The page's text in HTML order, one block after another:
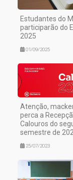
Estudantes do
participarão do
2025
01/09/2025
Atenção,
perca a
Calouros do
semestre de
25/07/2023